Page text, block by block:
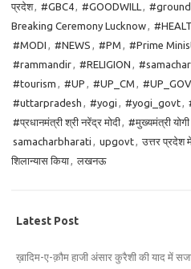
प्रदेश, #GBC4, #GOODWILL ,
Breaking Ceremony Lucknow,
#MODI , #NEWS , #PM , #Prime
#rammandir, #RELIGION , #samachar
#tourism , #UP , #UP_CM ,
#uttarpradesh , #yogi , #yogi_govt,
#प्रधानमंत्री श्री नरेंद्र मोदी, #मुख्यमंत्री
samacharbharati , upgovt, उत्तर प्रदेश
शिलान्यास किया, लखनऊ
Latest Post
ख़ादिम-ए-क़ौम हाजी अंसार कुरैशी की याद में